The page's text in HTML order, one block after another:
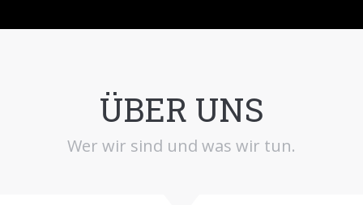
ÜBER UNS
Wer wir sind und was wir tun.